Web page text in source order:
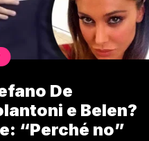
De
e Belen?
“Perché no”